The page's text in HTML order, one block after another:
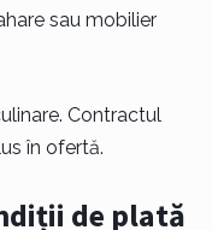
sau mobilier
Contractul
în ofertă.
de plată